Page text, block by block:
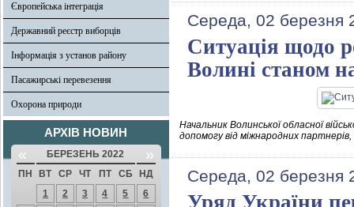
Європейська інтеграція
Державний реєстр виборців
Інформація з установ району
Пасажирські перевезення
Охорона природи
АРХІВ НОВИН
« БЕРЕЗЕНЬ 2022 »
ПН ВТ СР ЧТ ПТ СБ
НД
1
2 3 4 5
6
Середа, 02 березня
Ситуація щодо
Волині станом
Начальник Волинської обласної
допомогу від міжнародних
Середа, 02 березня
Уряд України